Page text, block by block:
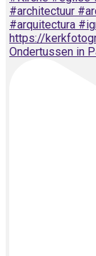
Ondertussen in